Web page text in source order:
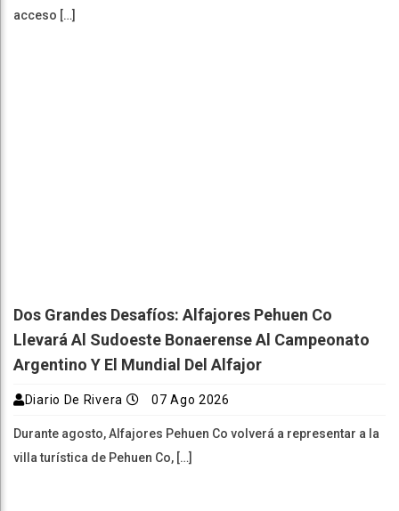
acceso […]
Dos Grandes Desafíos: Alfajores Pehuen Co
Llevará Al Sudoeste Bonaerense Al Campeonato
Argentino Y El Mundial Del Alfajor
Diario De Rivera 07 Ago 2026
Durante agosto, Alfajores Pehuen Co volverá a representar a la
villa turística de Pehuen Co, […]